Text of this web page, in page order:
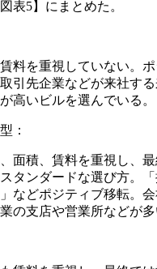
表5】にまとめた。
料を重視していない。ポ
引先企業などが来社す
高いビルを選んでいる。
：
面積、賃料を重視し、
タンダードな選び方。「
」などポジティブ移転。
の支店や営業所などが多